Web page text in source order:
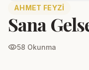
AHMET FEYZI
Sana
visibility58 Okunma